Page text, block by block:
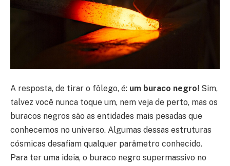
A resposta, de tirar o fôlego, é: um buraco negro! Sim,
talvez você nunca toque um, nem veja de perto, mas os
buracos negros são as entidades mais pesadas que
conhecemos no universo. Algumas dessas estruturas
cósmicas desafiam qualquer parâmetro conhecido.
Para ter uma ideia, o buraco negro supermassivo no